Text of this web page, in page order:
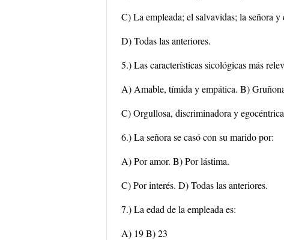
C) La empleada; el salvavidas; la señora y
D) Todas las anteriores.
5.) Las características sicológicas más
A) Amable, tímida y empática. B)
C) Orgullosa, discriminadora y
6.) La señora se casó con su marido por:
A) Por amor. B) Por lástima.
C) Por interés. D) Todas las anteriores.
7.) La edad de la empleada es:
A) 19 B) 23